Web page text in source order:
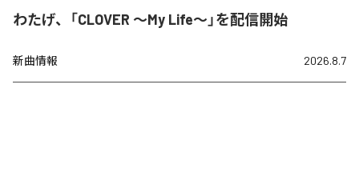
わたげ、「CLOVER ～My Life～」を配信開始
新曲情報 2026.8.7